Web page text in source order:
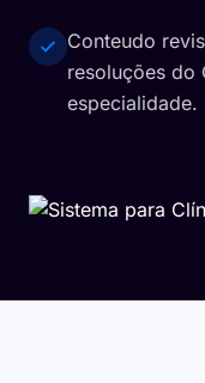
Conteudo
resoluções do
especialidade.